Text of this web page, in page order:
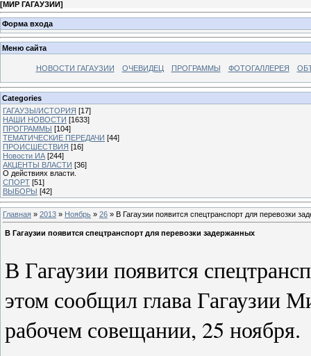
[МИР ГАГАУЗИИ]
Форма входа
Меню сайта
НОВОСТИ ГАГАУЗИИ ОЧЕВИДЕЦ ПРОГРАММЫ ФОТОГАЛЛЕРЕЯ
Categories
ГАГАУЗЫ/ИСТОРИЯ [17]
НАШИ НОВОСТИ [1633]
ПРОГРАММЫ [104]
ТЕМАТИЧЕСКИЕ ПЕРЕДАЧИ [44]
ПРОИСШЕСТВИЯ [16]
Новости ИА [244]
АКЦЕНТЫ ВЛАСТИ [36]
О действиях власти.
СПОРТ [51]
ВЫБОРЫ [42]
Главная » 2013 » Ноябрь » 26 » В Гагаузии появится спецтранспорт для перевозки
В Гагаузии появится спецтранспорт для перевозки задержанных
В Гагаузии появится
этом сообщил глава Гагаузии
рабочем совещании, 25 ноября.